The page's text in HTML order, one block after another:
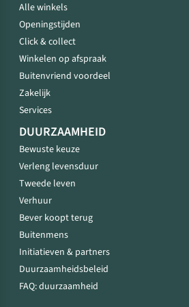
Alle winkels
Openingstijden
Click & collect
Winkelen op afspraak
Buitenvriend voordeel
Zakelijk
Services
DUURZAAMHEID
Bewuste keuze
Verleng levensduur
Tweede leven
Verhuur
Bever koopt terug
Buitenmens
Initiatieven & partners
Duurzaamheidsbeleid
FAQ: duurzaamheid